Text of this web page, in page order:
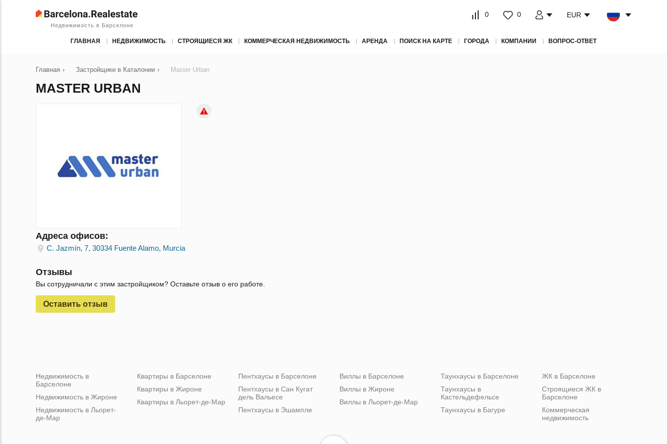
Недвижимость в Барселоне
0 0 EUR
ГЛАВНАЯ НЕДВИЖИМОСТЬ СТРОЯЩИЕСЯ ЖК КОММЕРЧЕСКАЯ НЕДВИЖИМОСТЬ АРЕНДА ПОИСК НА КАРТЕ ГОРОДА КОМПАНИИ ВОПРОС-ОТВЕТ
Главная › Застройщики в Каталонии › Master Urban
MASTER URBAN
Адреса офисов:
C. Jazmín, 7, 30334 Fuente Alamo, Murcia
Отзывы
Вы сотрудничали с этим застройщиком? Оставьте отзыв о его работе.
Оставить отзыв
Недвижимость в
Барселоне
Недвижимость в Жироне
Недвижимость в Льорет-
де-Мар
Квартиры в Барселоне
Квартиры в Жироне
Квартиры в Льорет-де-Мар
Пентхаусы в Барселоне
Пентхаусы в Сан Кугат
дель Вальесе
Пентхаусы в Эшампле
Виллы в Барселоне
Виллы в Жироне
Виллы в Льорет-де-Мар
Таунхаусы в Барселоне
Таунхаусы в
Кастельдефельсе
Таунхаусы в Багуре
ЖК в Барселоне
Строящиеся ЖК в
Барселоне
Коммерческая
недвижимость